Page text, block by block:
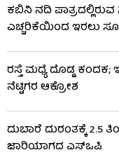
ಕಬಿನಿ ನದಿ
ಎಚ್ಚರಿಕೆಯಿಂದ ಇರಲು
ರಸ್ತೆ ಮಧ್ಯೆ ದೊಡ್ಡ
ನೆಟ್ಟಿಗರ ಆಕ್ರೋಶ
ದುಬಾರೆ ದುರಂತಕ್ಕೆ 2.5
ಜಾರಿಯಾಗದ ಎಸ್‌ಒಪಿ